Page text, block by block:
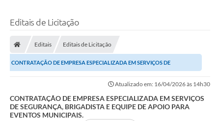
Editais de Licitação
Editais Editais de Licitação
CONTRATAÇÃO DE EMPRESA ESPECIALIZADA EM SERVIÇOS DE
SEGURANÇA, BRIGADISTA E EQUIPE DE APOIO PARA EVENTOS...
Atualizado em: 16/04/2026 às 14h30
CONTRATAÇÃO DE EMPRESA ESPECIALIZADA EM SERVIÇOS
DE SEGURANÇA, BRIGADISTA E EQUIPE DE APOIO PARA
EVENTOS MUNICIPAIS.